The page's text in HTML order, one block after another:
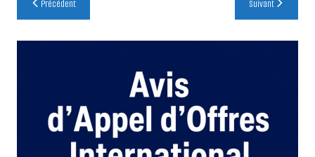
de
l’article
Précédent Suivant